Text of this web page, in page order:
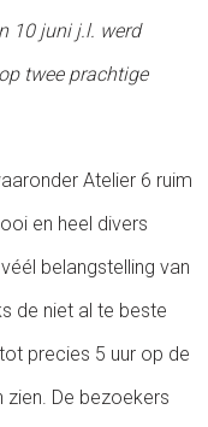
10 juni j.l. werd
twee prachtige
Atelier 6 ruim
en heel divers
belangstelling van
de niet al te beste
precies 5 uur op de
De bezoekers